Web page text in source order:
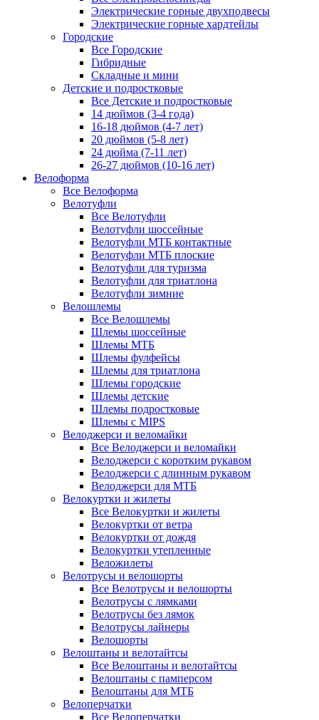
Электрические горные двухподвесы
Электрические горные хардтейлы
Городские
Все Городские
Гибридные
Складные и мини
Детские и подростковые
Все Детские и подростковые
14 дюймов (3-4 года)
16-18 дюймов (4-7 лет)
20 дюймов (5-8 лет)
24 дюйма (7-11 лет)
26-27 дюймов (10-16 лет)
Велоформа
Все Велоформа
Велотуфли
Все Велотуфли
Велотуфли шоссейные
Велотуфли МТБ контактные
Велотуфли МТБ плоские
Велотуфли для туризма
Велотуфли для триатлона
Велотуфли зимние
Велошлемы
Все Велошлемы
Шлемы шоссейные
Шлемы МТБ
Шлемы фулфейсы
Шлемы для триатлона
Шлемы городские
Шлемы детские
Шлемы подростковые
Шлемы с MIPS
Велоджерси и веломайки
Все Велоджерси и веломайки
Велоджерси с коротким рукавом
Велоджерси с длинным рукавом
Велоджерси для МТБ
Велокуртки и жилеты
Все Велокуртки и жилеты
Велокуртки от ветра
Велокуртки от дождя
Велокуртки утепленные
Веложилеты
Велотрусы и велошорты
Все Велотрусы и велошорты
Велотрусы с лямками
Велотрусы без лямок
Велотрусы лайнеры
Велошорты
Велоштаны и велотайтсы
Все Велоштаны и велотайтсы
Велоштаны с памперсом
Велоштаны для МТБ
Велоперчатки
Все Велоперчатки